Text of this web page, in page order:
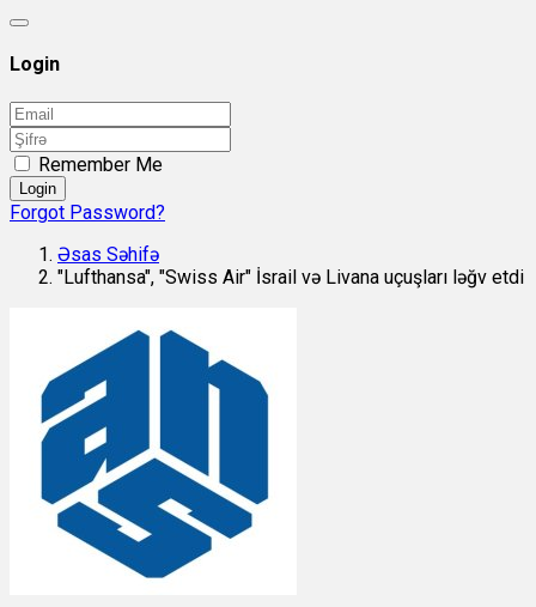
Login
Remember Me
Login
Forgot Password?
Əsas Səhifə
"Lufthansa", "Swiss Air" İsrail və Livana uçuşları ləğv etdi